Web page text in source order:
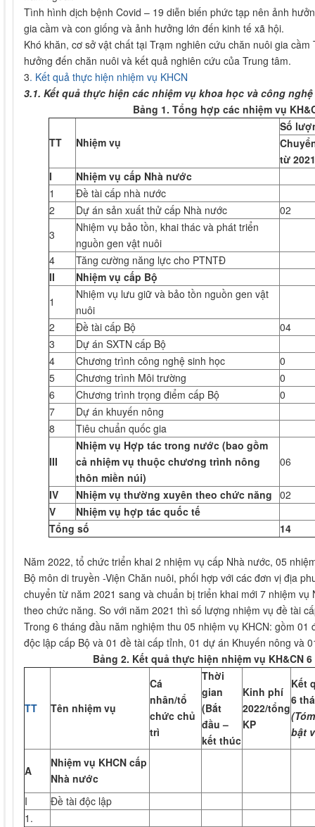
Tình hình dịch bệnh Covid – 19 diễn biến phức tạp nên ảnh
gia cầm và con giống và ảnh hưởng lớn đến kinh tế xã hội.
Khó khăn, cơ sở vật chất tại Trạm nghiên cứu chăn nuôi gia
hưởng đến chăn nuôi và kết quả nghiên cứu của Trung tâm.
3. Kết quả thực hiện nhiệm vụ KHCN
3.1. Kết quả thực hiện các nhiệm vụ khoa học và công nghệ
Bảng 1. Tổng hợp các nhiệm vụ
TT Nhiệm vụ
Số
từ 2021
I
Nhiệm vụ cấp Nhà nước
1
Đề tài cấp nhà nước
2
Dự án sản xuất thử cấp Nhà nước
02
3
Nhiệm vụ bảo tồn, khai thác và phát triển
nguồn gen vật nuôi
4
Tăng cường năng lực cho PTNTĐ
II
Nhiệm vụ cấp Bộ
1
Nhiệm vụ lưu giữ và bảo tồn nguồn gen vật
nuôi
2
Đề tài cấp Bộ
04
3
Dự án SXTN cấp Bộ
4
Chương trình công nghệ sinh học
0
5
Chương trình Môi trường
0
6
Chương trình trọng điểm cấp Bộ
0
7
Dự án khuyến nông
8
Tiêu chuẩn quốc gia
III
Nhiệm vụ Hợp tác trong nước (bao gồm
cả nhiệm vụ thuộc chương trình nông
thôn miền núi)
06
IV Nhiệm vụ thường xuyên theo chức năng 02
V
Nhiệm vụ hợp tác quốc tế
Tổng số
14
Năm 2022, tổ chức triển khai 2 nhiệm vụ cấp Nhà nước, 05
Bộ môn di truyền -Viện Chăn nuôi, phối hợp với các đơn vị địa
chuyển từ năm 2021 sang và chuẩn bị triển khai mới 7 nhiệm
theo chức năng. So với năm 2021 thì số lượng nhiệm vụ đề tài
Trong 6 tháng đầu năm nghiệm thu 05 nhiệm vụ KHCN: gồm 01
độc lập cấp Bộ và 01 đề tài cấp tỉnh, 01 dự án Khuyến nông và
Bảng 2. Kết quả thực hiệnnhiệm vụ KH&CN
TT Tên nhiệm vụ
Cá
nhân/tổ
chức chủ
trì
Thời
gian
(Bắt
đầu –
kết thúc
Kinh phí
2022/tổng
KP
Kết
6
(
bật
A
Nhiệm vụ KHCN cấp
Nhà nước
I
Đề tài độc lập
1.